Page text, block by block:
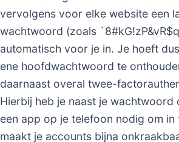
vervolgens voor elke website een
wachtwoord (zoals
automatisch voor je in. Je hoeft
ene hoofdwachtwoord te
daarnaast overal twee-
Hierbij heb je naast je wachtwoord
een app op je telefoon nodig om in
maakt je accounts bijna